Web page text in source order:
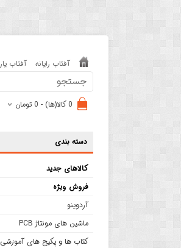
آفتاب رایانه آفتاب یار
0 کالا(ها) - 0 تومان
دسته بندی
کالاهای جدید
فروش ویژه
آردوینو
ماشین های مونتاژ PCB
کتاب ها و پکیج های آموزشی